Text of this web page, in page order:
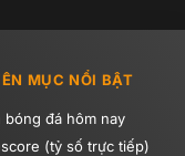
MỤC NỔI BẬT
bóng đá hôm nay
(tỷ số trực tiếp)